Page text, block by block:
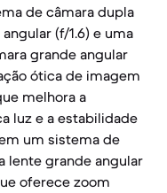
de câmara dupla
(f/1.6) e uma
grande angular
ótica de imagem
melhora a
luz e a estabilidade
um sistema de
lente grande angular
oferece zoom